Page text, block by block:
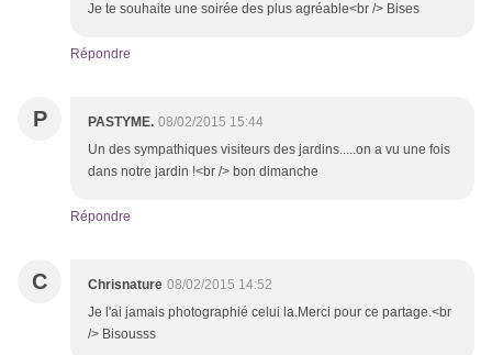
Je te souhaite une soirée des plus agréable<br /> Bises
Répondre
P PASTYME. 08/02/2015 15:44
Un des sympathiques visiteurs des jardins.....on a vu une fois
dans notre jardin !<br /> bon dimanche
Répondre
C Chrisnature 08/02/2015 14:52
Je l'ai jamais photographié celui la.Merci pour ce partage.<br
/> Bisousss